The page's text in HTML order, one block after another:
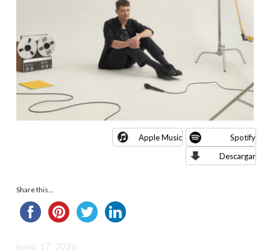
Apple Music
Spotify
Descargar
Share this...
junio 17, 2026